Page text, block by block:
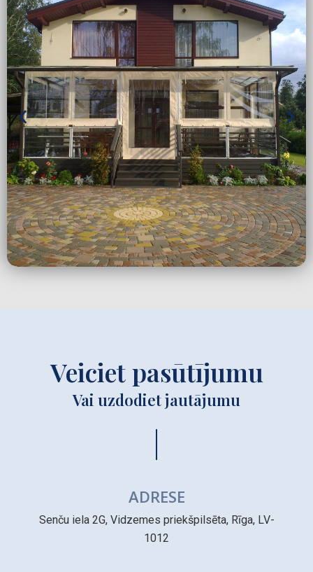
Veiciet pasūtījumu
Vai uzdodiet jautājumu
ADRESE
Senču iela 2G, Vidzemes priekšpilsēta, Rīga, LV-
1012